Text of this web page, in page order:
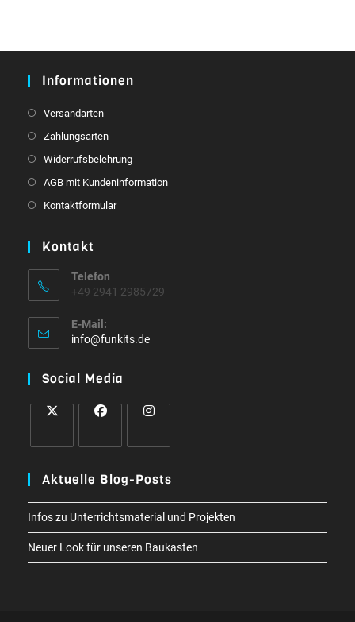
Informationen
Versandarten
Zahlungsarten
Widerrufsbelehrung
AGB mit Kundeninformation
Kontaktformular
Kontakt
Telefon
+49 2941 2985729
E-Mail:
info@funkits.deOpens
Social Media
in
new
tab
in
new
tab
in
new
tab
Aktuelle Blog-Posts
Infos zu Unterrichtsmaterial und Projekten
Neuer Look für unseren Baukasten